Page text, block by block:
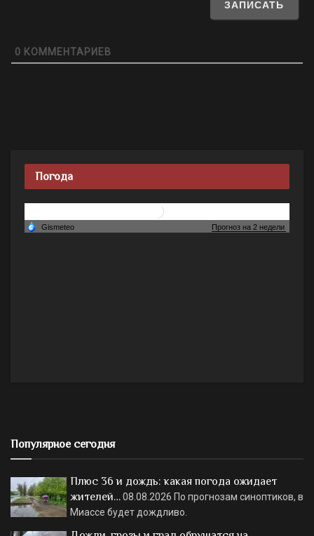
0 КОММЕНТАРИЕВ
Погода
Популярное сегодня
Плюс 36 и дождь: какая погода ожидает
жителей…08.08.2026 По прогнозам синоптиков, в
Миассе будет дождливо.